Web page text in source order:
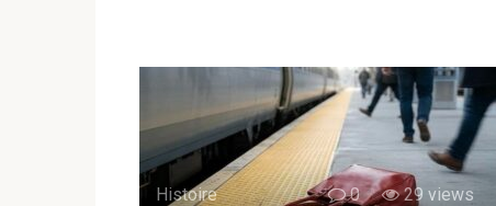
Histoire 0 29 views